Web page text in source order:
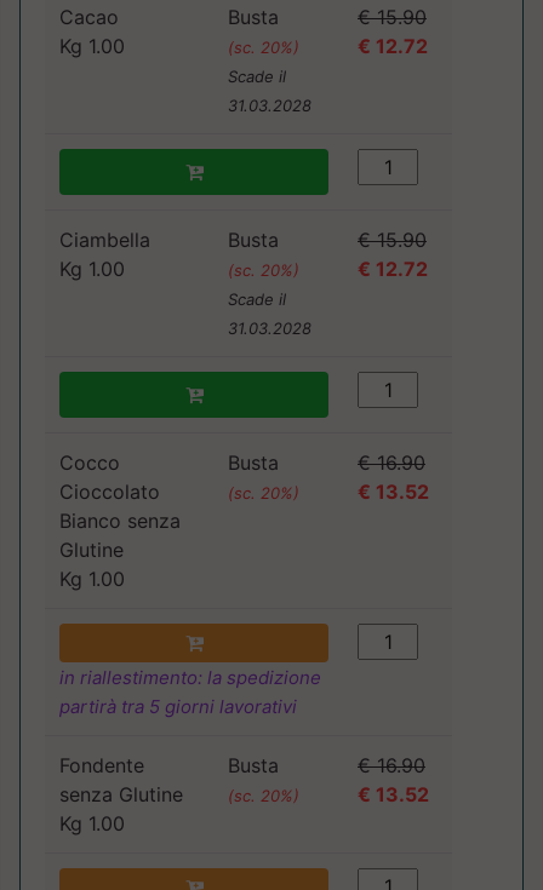
Cacao
Kg 1.00
Busta
(sc. 20%)
Scade il
31.03.2028
€ 15.90
€ 12.72
Ciambella
Kg 1.00
Busta
(sc. 20%)
Scade il
31.03.2028
€ 15.90
€ 12.72
Cocco
Cioccolato
Bianco senza
Glutine
Kg 1.00
Busta
(sc. 20%)
€ 16.90
€ 13.52
in riallestimento: la spedizione
partirà tra 5 giorni lavorativi
Fondente
senza Glutine
Kg 1.00
Busta
(sc. 20%)
€ 16.90
€ 13.52